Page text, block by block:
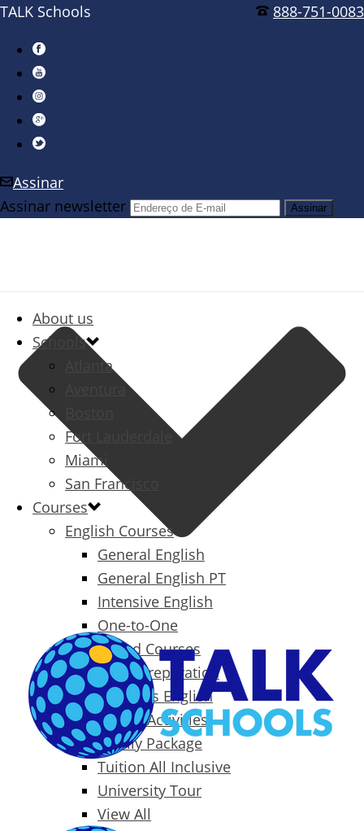
888-751-0083
TALK Schools
Assinar
Assinar newsletter
About us
Schools
Atlanta
Aventura
Fort Lauderdale
Miami
San Francisco
Courses
English Courses
General English
General English PT
Intensive English
One-to-One
Specialized Courses
Exam Preparation
Business English
Packages & Activities
Family Package
Tuition All Inclusive
University Tour
View All